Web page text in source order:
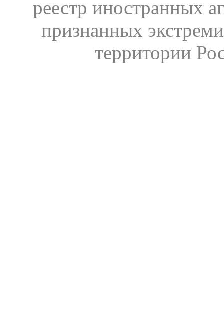
реестр иностранных
признанных
территории